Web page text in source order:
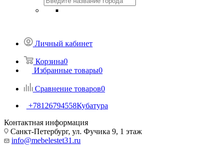
Личный кабинет
Корзина0
Избранные товары0
Сравнение товаров0
+78126794558Кубатура
Контактная информация
Санкт-Петербург, ул. Фучика 9, 1 этаж
info@mebelestet31.ru